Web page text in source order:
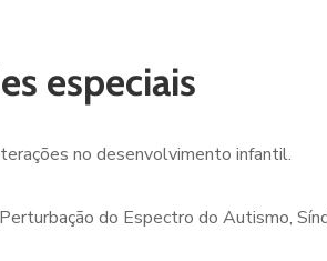
especiais
no desenvolvimento infantil.
do Espectro do Autismo,